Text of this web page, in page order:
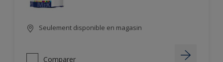
Seulement disponible en magasin
Comparer